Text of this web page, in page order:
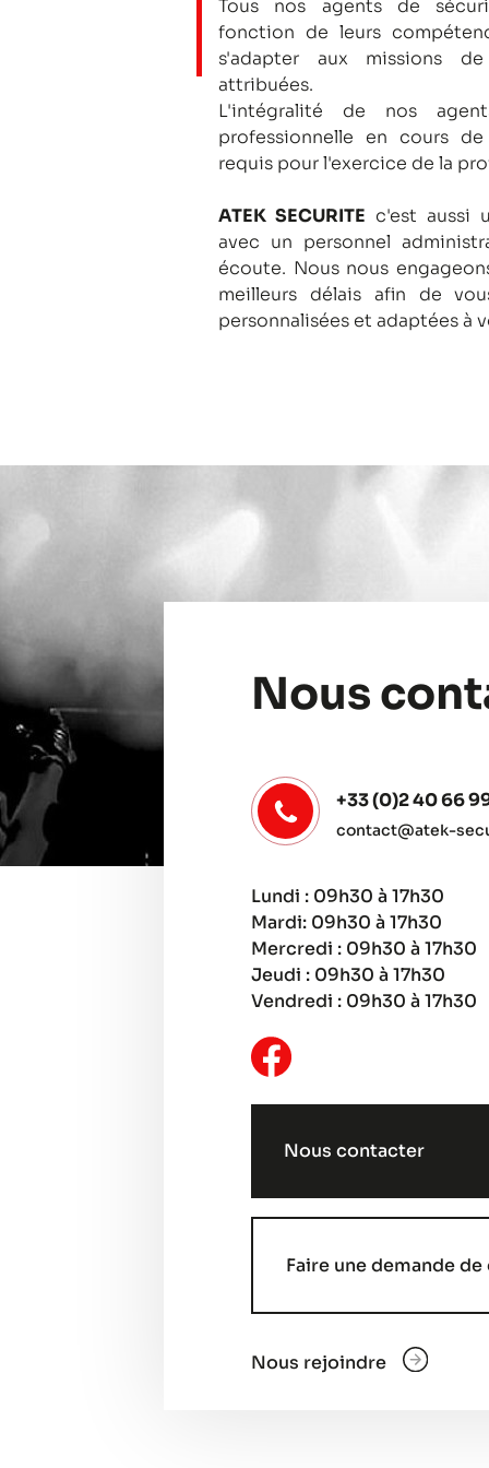
Tous nos agents de
fonction de leurs
s'adapter aux missions
attribuées.
L'intégralité de nos
professionnelle en cours
requis pour l'exercice de la
ATEK SECURITE c'est aussi
avec un personnel
écoute. Nous nous
meilleurs délais afin de
personnalisées et adaptées à
Nous
+33 (0)2 40 66
contact@atek-
Lundi : 09h30 à 17h30
Mardi: 09h30 à 17h30
Mercredi : 09h30 à 17h30
Jeudi : 09h30 à 17h30
Vendredi : 09h30 à 17h30
Nous contacter
Faire une demande de
Nous rejoindre